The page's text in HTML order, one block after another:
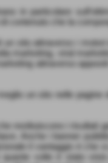
in particolare
contenuto che la
sito attraverso i motori
marketing, viral
attraverso appositi
un sito nelle pagine
restituiscono i risultati
Anche i banner
il vantaggio è che si
volte è stato visto